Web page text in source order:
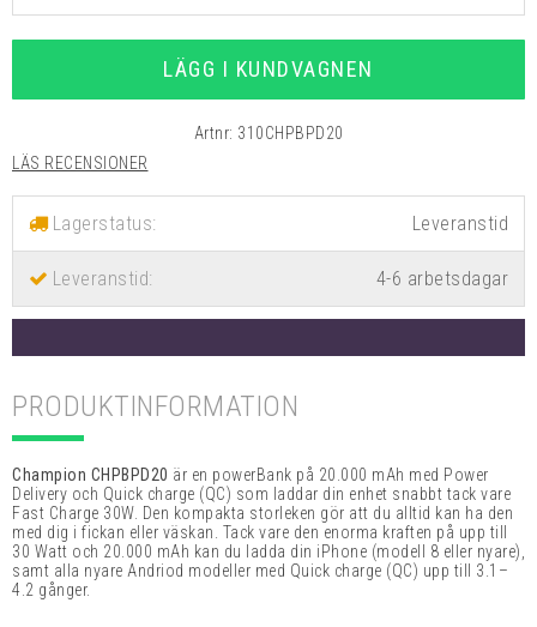
LÄGG I KUNDVAGNEN
Artnr: 310CHPBPD20
LÄS RECENSIONER
Lagerstatus:
Leveranstid: 4-6 arbetsdagar
PRODUKTINFORMATION
Champion CHPBPD20 är en powerBank på 20.000 mAh med Power
Delivery och Quick charge (QC) som laddar din enhet snabbt tack vare
Fast Charge 30W. Den kompakta storleken gör att du alltid kan ha den
med dig i fickan eller väskan. Tack vare den enorma kraften på upp till
30 Watt och 20.000 mAh kan du ladda din iPhone (modell 8 eller nyare),
samt alla nyare Andriod modeller med Quick charge (QC) upp till 3.1–
4.2 gånger.